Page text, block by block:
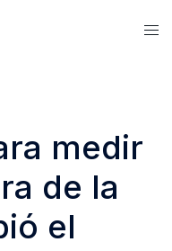
medir
de la
el